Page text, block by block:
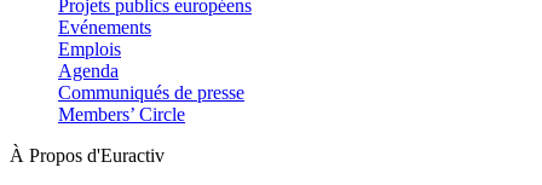
Projets publics européens
Evénements
Emplois
Agenda
Communiqués de presse
Members’ Circle
À Propos d'Euractiv